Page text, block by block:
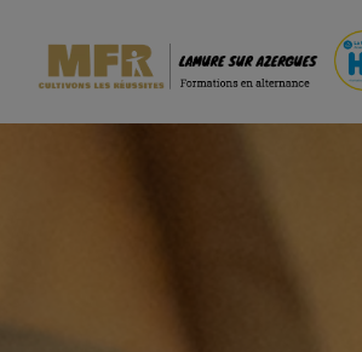
Accueil>Nos formations>CAP